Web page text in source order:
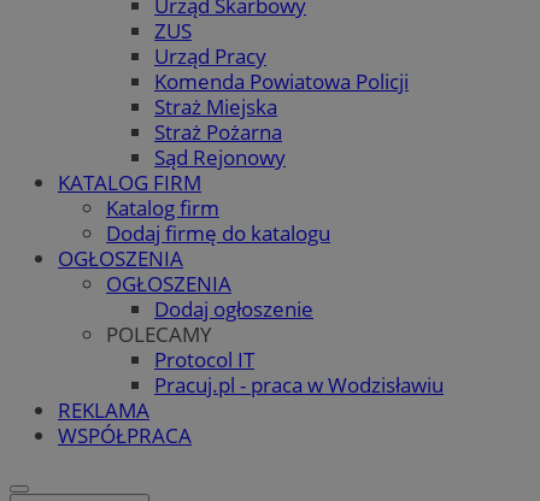
ZUS
Urząd Pracy
Komenda Powiatowa Policji
Straż Miejska
Straż Pożarna
Sąd Rejonowy
KATALOG FIRM
Katalog firm
Dodaj firmę do katalogu
OGŁOSZENIA
OGŁOSZENIA
Dodaj ogłoszenie
POLECAMY
Protocol IT
Pracuj.pl - praca w Wodzisławiu
REKLAMA
WSPÓŁPRACA